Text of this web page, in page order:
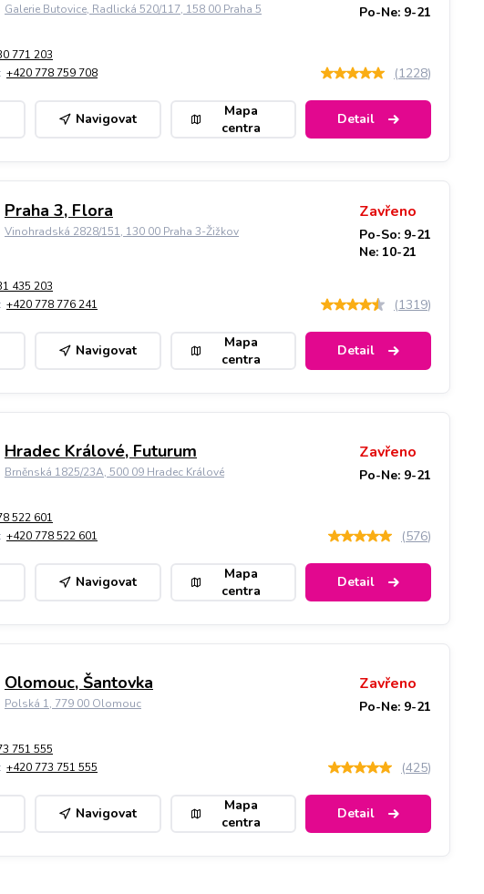
Galerie Butovice, Radlická 520/117, 158 00 Praha 5 Po-Ne: 9-21
771 203
+420 778 759 708 (1228)
Navigovat
Mapa
centra
Detail
Praha 3, Flora
Vinohradská 2828/151, 130 00 Praha 3-Žižkov
Zavřeno
Po-So: 9-21
Ne: 10-21
435 203
+420 778 776 241 (1319)
Navigovat
Mapa
centra
Detail
Hradec Králové, Futurum
Brněnská 1825/23A, 500 09 Hradec Králové
Zavřeno
Po-Ne: 9-21
522 601
+420 778 522 601 (576)
Navigovat
Mapa
centra
Detail
Olomouc, Šantovka
Polská 1, 779 00 Olomouc
Zavřeno
Po-Ne: 9-21
751 555
+420 773 751 555 (425)
Navigovat
Mapa
centra
Detail